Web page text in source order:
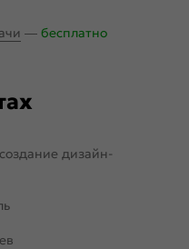
— бесплатно
дизайн-